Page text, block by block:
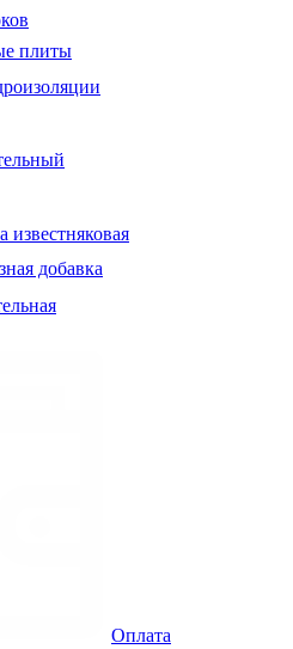
плиты
известняковая
добавка
Оплата